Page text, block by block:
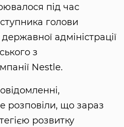
під час
голови
адміністрації
з
Nestlе.
розповіли, що зараз
розвитку